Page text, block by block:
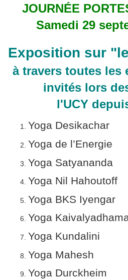
JOURNÉE
Samedi 29
Exposition sur
à travers toutes les
invités lors
l'UCY
Yoga Desikachar
Yoga de
Yoga
Yoga Nil Hahoutoff
Yoga BKS Iyengar
Yoga
Yoga Kundalini
Yoga Mahesh
Yoga